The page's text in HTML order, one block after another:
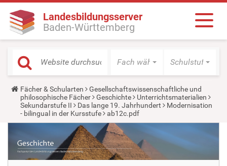
Landesbildungsserver
Baden-Württemberg
Fach wählen Schulstufe
Y
o
u
a
r
e
r
e
Fächer & Schularten
Gesellschaftswissenschaftliche und
philosophische Fächer
Geschichte
Unterrichtsmaterialien
Sekundarstufe II
Das lange 19. Jahrhundert
Modernisation
- bilingual in der Kursstufe
ab12c.pdf